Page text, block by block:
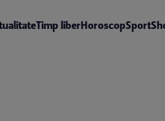
Timp liberHoroscopSport